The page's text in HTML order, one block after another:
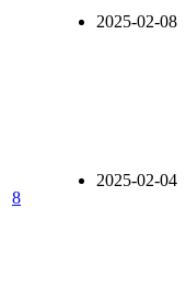
2025-02-08
2025-02-04
8